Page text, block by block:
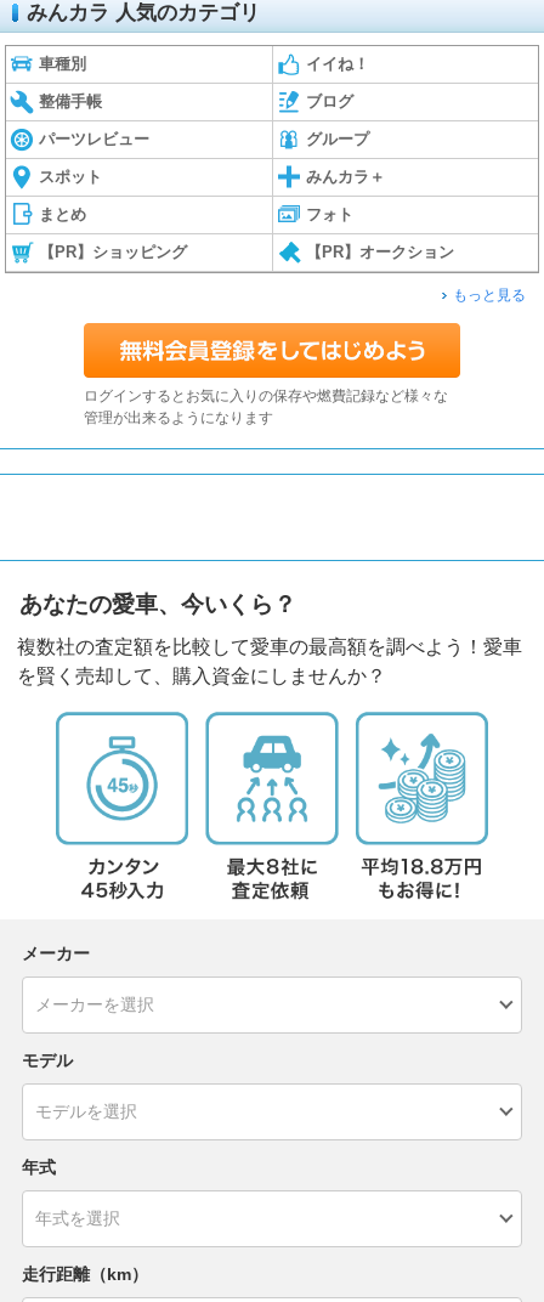
みんカラ 人気のカテゴリ
車種別 イイね！
整備手帳 ブログ
パーツレビュー グループ
スポット みんカラ＋
まとめ フォト
【PR】ショッピング 【PR】オークション
もっと見る
ログインするとお気に入りの保存や燃費記録など様々な
管理が出来るようになります
あなたの愛車、今いくら？
複数社の査定額を比較して愛車の最高額を調べよう！愛車
を賢く売却して、購入資金にしませんか？
メーカー
モデル
年式
走行距離（km）